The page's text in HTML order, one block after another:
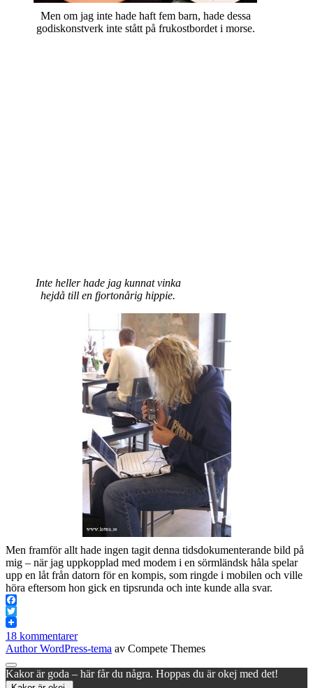
Men om jag inte hade haft fem barn, hade dessa
godiskonstverk inte stått på frukostbordet i morse.
Inte heller hade jag kunnat vinka
hejdå till en fjortonårig hippie.
Men framför allt hade ingen tagit denna tidsdokumenterande bild på
mig – när jag uppkopplad med modem i en sörmländsk håla spelar
upp en låt från datorn för en kompis, som ringde i mobilen och ville
höra eftersom hon gick en tipsrunda och inte kunde alla svar.
Facebook
Twitter
18 kommentarer
Author WordPress-tema av Compete Themes
Rulla
till
Kakor är goda – här får du några. Hoppas du är okej med det!